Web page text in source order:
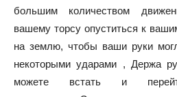
большим количеством
вашему торсу опуститься к
на землю, чтобы ваши руки
некоторыми ударами , Держа
можете встать и